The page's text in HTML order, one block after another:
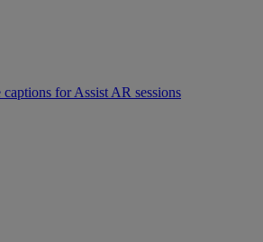
for Assist AR sessions